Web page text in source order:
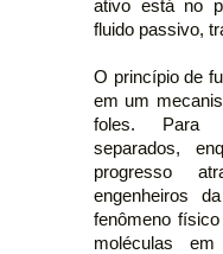
ativo está no
fluido passivo,
O princípio de
em um
foles. Para
separados,
progresso
engenheiros
fenômeno
moléculas